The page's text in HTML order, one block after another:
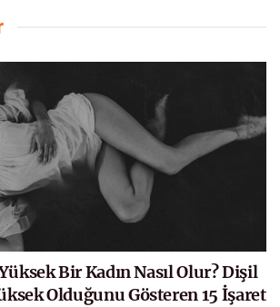
Bir Kadın Nasıl Olur? Dişil
Olduğunu Gösteren 15 İşaret